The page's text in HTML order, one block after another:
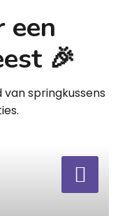
een
🎉
van springkussens